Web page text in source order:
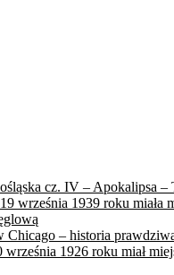
cz. IV – Apokalipsa –
19 września 1939 roku miała
Chicago – historia
września 1926 roku miał